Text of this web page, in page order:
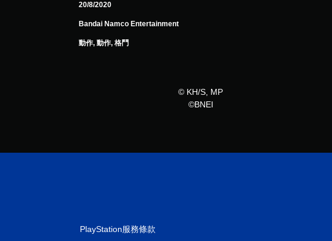
20/8/2020
Bandai Namco Entertainment
動作, 動作, 格鬥
© KH/S, MP
©BNEI
PlayStation服務條款